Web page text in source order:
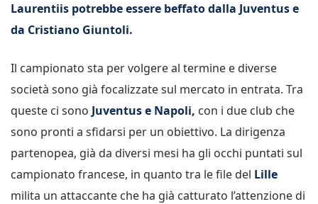
Laurentiis potrebbe essere beffato dalla Juventus e
da Cristiano Giuntoli.
Il campionato sta per volgere al termine e diverse
società sono già focalizzate sul mercato in entrata. Tra
queste ci sono Juventus e Napoli, con i due club che
sono pronti a sfidarsi per un obiettivo. La dirigenza
partenopea, già da diversi mesi ha gli occhi puntati sul
campionato francese, in quanto tra le file del Lille
milita un attaccante che ha già catturato l’attenzione di